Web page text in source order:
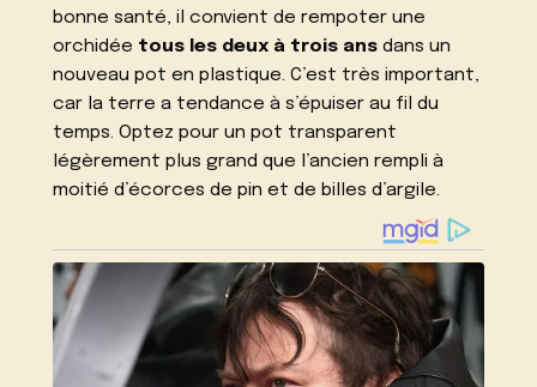
bonne santé, il convient de rempoter une
orchidée tous les deux à trois ans dans un
nouveau pot en plastique. C’est très important,
car la terre a tendance à s’épuiser au fil du
temps. Optez pour un pot transparent
légèrement plus grand que l’ancien rempli à
moitié d’écorces de pin et de billes d’argile.